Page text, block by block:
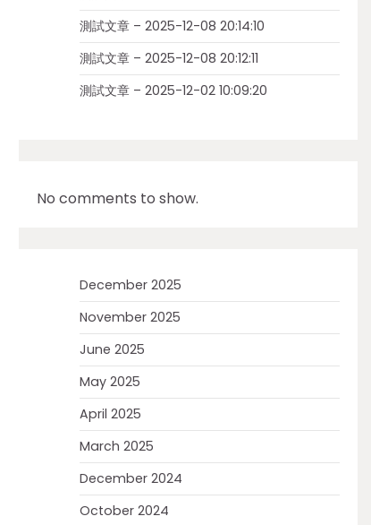
測試文章 – 2025-12-08 20:14:10
測試文章 – 2025-12-08 20:12:11
測試文章 – 2025-12-02 10:09:20
No comments to show.
December 2025
November 2025
June 2025
May 2025
April 2025
March 2025
December 2024
October 2024